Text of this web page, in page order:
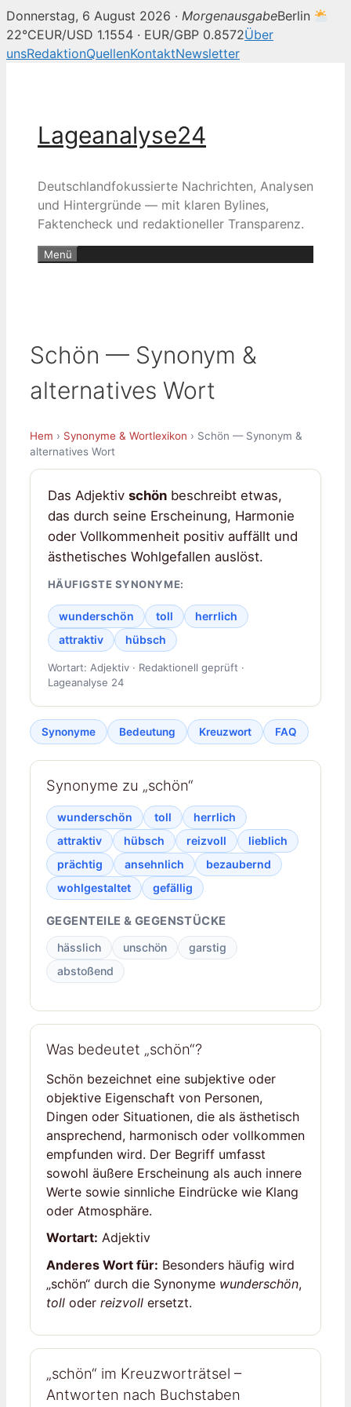
Donnerstag, 6 August 2026 · MorgenausgabeBerlin
22°CEUR/USD 1.1554 · EUR/GBP 0.8572Über
unsRedaktionQuellenKontaktNewsletter
Lageanalyse24
Deutschlandfokussierte Nachrichten, Analysen
und Hintergründe — mit klaren Bylines,
Faktencheck und redaktioneller Transparenz.
Menü
Schön — Synonym &
alternatives Wort
Hem › Synonyme & Wortlexikon › Schön — Synonym &
alternatives Wort
Das Adjektiv schönbeschreibt etwas,
das durch seine Erscheinung, Harmonie
oder Vollkommenheit positiv auffällt und
ästhetisches Wohlgefallen auslöst.
HÄUFIGSTE SYNONYME:
wunderschön toll
herrlich
attraktiv
hübsch
Wortart: Adjektiv · Redaktionell geprüft ·
Lageanalyse 24
Synonyme Bedeutung Kreuzwort FAQ
Synonyme zu „schön“
wunderschön toll
herrlich
attraktiv
hübsch reizvoll
lieblich
prächtig
ansehnlich
bezaubernd
wohlgestaltet
gefällig
GEGENTEILE & GEGENSTÜCKE
hässlich unschön
garstig
abstoßend
Was bedeutet „schön“?
Schön bezeichnet eine subjektive oder
objektive Eigenschaft von Personen,
Dingen oder Situationen, die als ästhetisch
ansprechend, harmonisch oder vollkommen
empfunden wird. Der Begriff umfasst
sowohl äußere Erscheinung als auch innere
Werte sowie sinnliche Eindrücke wie Klang
oder Atmosphäre.
Wortart: Adjektiv
Anderes Wort für: Besonders häufig wird
„schön“ durch die Synonyme wunderschön,
toll oder reizvoll ersetzt.
„schön“ im Kreuzworträtsel –
Antworten nach Buchstaben